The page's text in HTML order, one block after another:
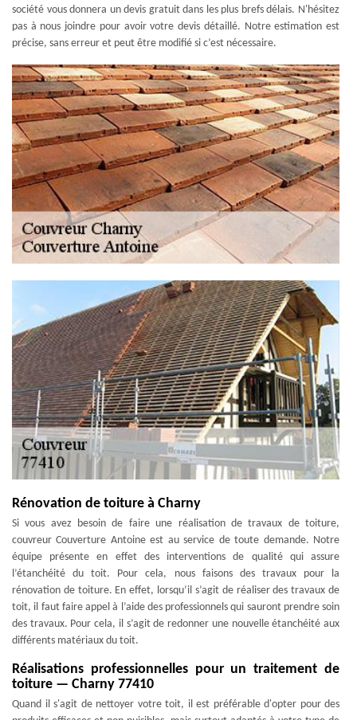
société vous donnera un devis gratuit dans les plus brefs délais. N'hésitez
pas à nous joindre pour avoir votre devis détaillé. Notre estimation est
précise, sans erreur et peut être modifié si c’est nécessaire.
Rénovation de toiture à Charny
Si vous avez besoin de faire une réalisation de travaux de toiture,
couvreur Couverture Antoine est au service de toute demande. Notre
équipe présente en effet des interventions de qualité qui assure
l’étanchéité du toit. Pour cela, nous faisons des travaux pour la
rénovation de toiture. En effet, lorsqu’il s’agit de réaliser des travaux de
toit, il faut faire appel à l’aide des professionnels qui sauront prendre soin
des travaux. Pour cela, il s’agit de redonner une nouvelle étanchéité aux
différents matériaux du toit.
Réalisations professionnelles pour un traitement de
toiture — Charny 77410
Quand il s'agit de nettoyer votre toit, il est préférable d'opter pour des